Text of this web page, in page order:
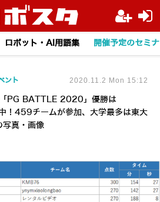
ロボット・AI用語集 開催予定のセミ
「PG BATTLE 2020」優勝は
！459チームが参加、大学最多は東大
真・画像
ント 2020.11.2 Mon 15:12